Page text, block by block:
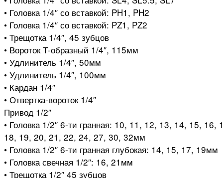
• Головка 1/4″ со вставкой: PH1, PH2
• Головка 1/4″ со вставкой: PZ1, PZ2
• Трещотка 1/4″, 45 зубцов
• Вороток Т-образный 1/4″, 115мм
• Удлинитель 1/4″, 50мм
• Удлинитель 1/4″, 100мм
• Кардан 1/4″
• Отвертка-вороток 1/4″
Привод 1/2″
• Головка 1/2″ 6-ти гранная: 10, 11, 12, 13, 14, 15, 16,
18, 19, 20, 21, 22, 24, 27, 30, 32мм
• Головка 1/2″ 6-ти гранная глубокая: 14, 15, 17, 19мм
• Головка свечная 1/2″: 16, 21мм
• Трещотка 1/2″ 45 зубцов